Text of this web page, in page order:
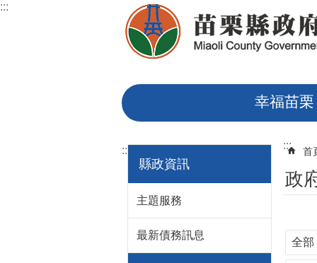
跳到主要內容區塊
:::
幸福苗栗
:::
縣政資訊
主題服務
最新債務訊息
::: 首
政
全部